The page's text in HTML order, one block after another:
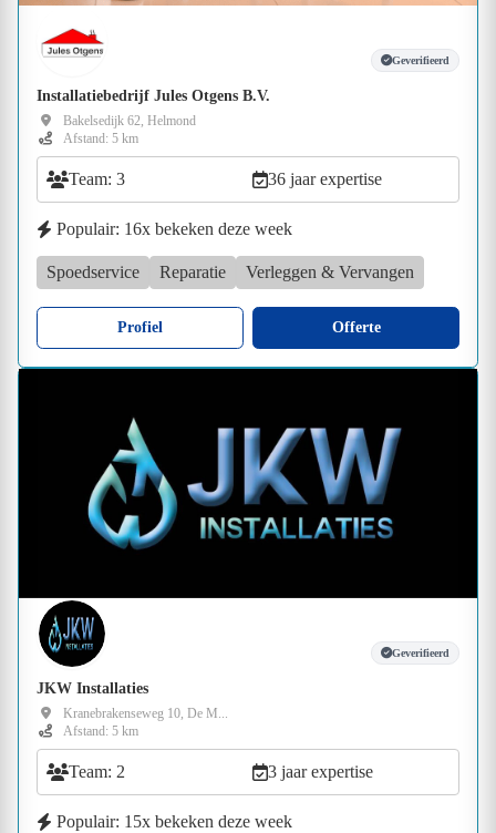
Geverifieerd
Installatiebedrijf Jules Otgens B.V.
Bakelsedijk 62, Helmond
Afstand: 5 km
Team: 3 36 jaar expertise
Populair: 16x bekeken deze week
Spoedservice Reparatie Verleggen & Vervangen
Profiel Offerte
Geverifieerd
JKW Installaties
Kranebrakenseweg 10, De M...
Afstand: 5 km
Team: 2 3 jaar expertise
Populair: 15x bekeken deze week